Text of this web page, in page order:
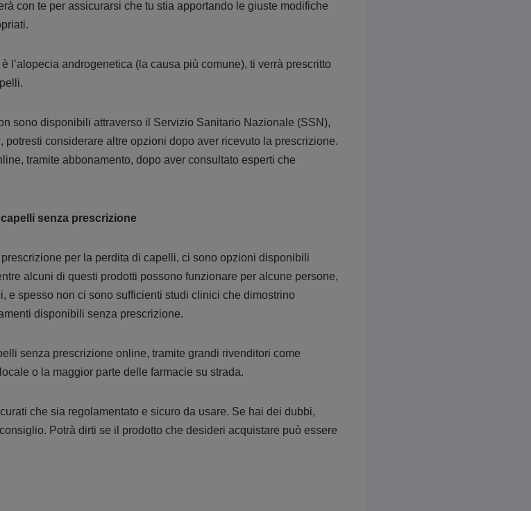
con te per assicurarsi che tu stia apportando le giuste modifiche
l’alopecia androgenetica (la causa più comune), ti verrà prescritto
sono disponibili attraverso il Servizio Sanitario Nazionale (SSN),
potresti considerare altre opzioni dopo aver ricevuto la prescrizione.
tramite abbonamento, dopo aver consultato esperti che
senza prescrizione
per la perdita di capelli, ci sono opzioni disponibili
alcuni di questi prodotti possono funzionare per alcune persone,
e spesso non ci sono sufficienti studi clinici che dimostrino
disponibili senza prescrizione.
senza prescrizione online, tramite grandi rivenditori come
o la maggior parte delle farmacie su strada.
che sia regolamentato e sicuro da usare. Se hai dei dubbi,
Potrà dirti se il prodotto che desideri acquistare può essere